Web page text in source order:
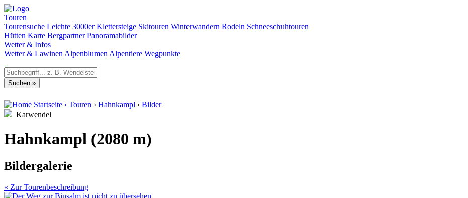
Touren
Tourensuche Leichte 3000er Klettersteige Skitouren Winterwandern Rodeln Schneeschuhtouren
Hütten Karte Bergpartner Panoramabilder
Wetter & Infos
Wetter & Lawinen Alpenblumen Alpentiere Wegpunkte
Startseite › Touren › Hahnkampl › Bilder
Karwendel
Hahnkampl (2080 m)
Bildergalerie
« Zur Tourenbeschreibung